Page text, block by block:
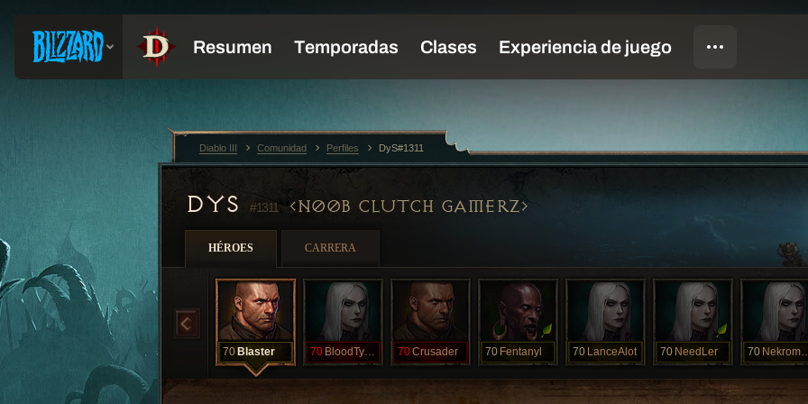
DYS #1311 N00B CLUTCH GAMERZ
HÉROES CARRERA
70 Blaster 70 BloodTyphoon 70Crusader 70 Fentanyl 70 LanceAlot 70 NeedLer 70
Diablo III Comunidad Perfiles DyS#1311